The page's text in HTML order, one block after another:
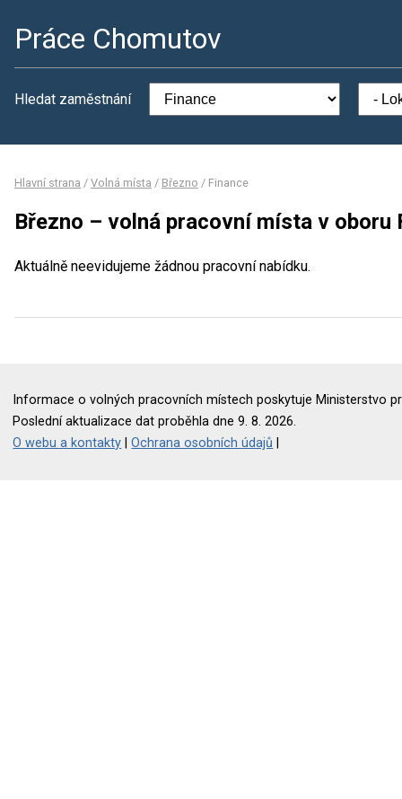
Práce Chomutov
Hledat zaměstnání
Hlavní strana / Volná místa / Březno / Finance
Březno – volná pracovní místa v oboru
Aktuálně neevidujeme žádnou pracovní nabídku.
Informace o volných pracovních místech poskytuje Ministerstvo
Poslední aktualizace dat proběhla dne 9. 8. 2026.
O webu a kontakty |Ochrana osobních údajů